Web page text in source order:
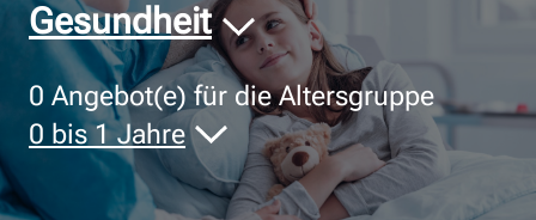
Gesundheit
0 Angebot(e) für die Altersgruppe
0 bis 1 Jahre